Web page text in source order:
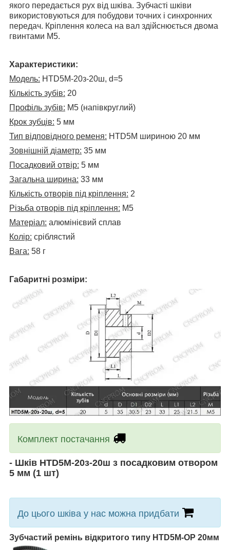
якого передається рух від шківа. Зубчасті шківи
використовуються для побудови точних і синхронних
передач. Кріплення колеса на вал здійснюється двома
гвинтами M5.
Характеристики:
Модель: HTD5M-20з-20ш, d=5
Кількість зубів: 20
Профіль зубів: М5 (напівкруглий)
Крок зубців: 5 мм
Тип відповідного ременя: HTD5M шириною 20 мм
Зовнішній діаметр: 35 мм
Посадковий отвір: 5 мм
Загальна ширина: 33 мм
Кількість отворів під кріплення: 2
Різьба отворів під кріплення: М5
Матеріал: алюмінієвий сплав
Колір: сріблястий
Вага: 58 г
Габаритні розміри:
Комплект постачання
- Шків HTD5M-20з-20ш з посадковим отвором
5 мм (1 шт)
До цього шківа у нас можна придбати
Зубчастий ремінь відкритого типу HTD5M-OP 20мм